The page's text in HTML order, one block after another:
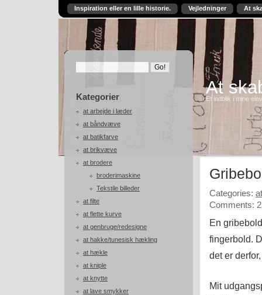
Inspiration eller en lille historie. Vejledninger At
Kategorier
at arbejde i læder
at båndvæve
at batikfarve
at brikvæve
at brodere
broderimaskine
Tekstile billeder
at filte
at flette kurve
at genbruge/redesigne
at hakke/tunesisk hækling
at hækle
at kniple
at knytte
at lave smykker
At
Et indblik i mine
Categories:
Comments: 2
En
fingerbold.
det er
Mit